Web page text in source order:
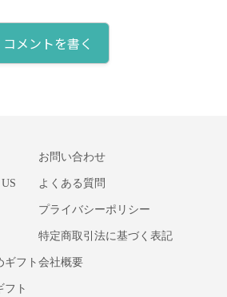
コメントを書く
ギフト
フト
お問い合わせ
よくある質問
プライバシーポリシー
特定商取引法に基づく表記
会社概要